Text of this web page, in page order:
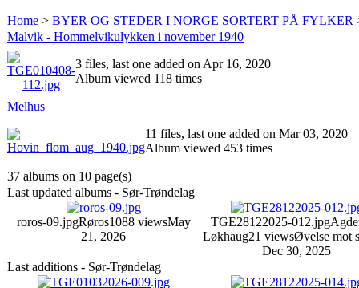
Home > BYER OG STEDER I NORGE SORTERT PÅ FYLKER
Malvik - Hommelvikulykken i november 1940
3 files, last one added on Apr 16, 2020
Album viewed 118 times
Melhus
11 files, last one added on Mar 03, 2020
Album viewed 453 times
37 albums on 10 page(s)
Last updated albums - Sør-Trøndelag
roros-09.jpgRøros1088 viewsMay
21, 2026
TGE28122025-012.jpg
Løkhaug21 viewsØvelse mot
Dec 30, 2025
Last additions - Sør-Trøndelag